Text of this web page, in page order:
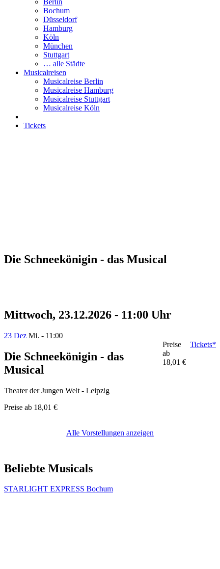
Berlin
Bochum
Düsseldorf
Hamburg
Köln
München
Stuttgart
… alle Städte
Musicalreisen
Musicalreise Berlin
Musicalreise Hamburg
Musicalreise Stuttgart
Musicalreise Köln
Tickets
Die Schneekönigin - das Musical
Mittwoch, 23.12.2026 - 11:00 Uhr
23 Dez Mi. - 11:00
Die Schneekönigin - das
Musical
Theater der Jungen Welt - Leipzig
Preise ab 18,01 €
Preise
ab
18,01 €
Tickets*
Alle Vorstellungen anzeigen
Beliebte Musicals
STARLIGHT EXPRESS Bochum